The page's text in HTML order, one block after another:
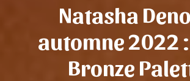
Natasha
automne 2022
Bronze